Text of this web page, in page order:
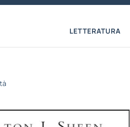
LETTERATURA